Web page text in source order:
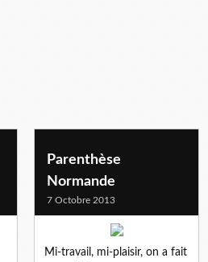
Parenthèse
Normande
7 Octobre 2013
Mi-travail, mi-plaisir, on a fait